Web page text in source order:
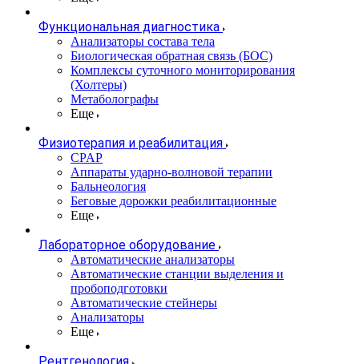
Функциональная диагностика
Анализаторы состава тела
Биологическая обратная связь (БОС)
Комплексы суточного мониторирования
(Холтеры)
Метаболографы
Еще
Физиотерапия и реабилитация
CPAP
Аппараты ударно-волновой терапии
Бальнеология
Беговые дорожки реабилитационные
Еще
Лабораторное оборудование
Автоматические анализаторы
Автоматические станции выделения и
пробоподготовки
Автоматические стейнеры
Анализаторы
Еще